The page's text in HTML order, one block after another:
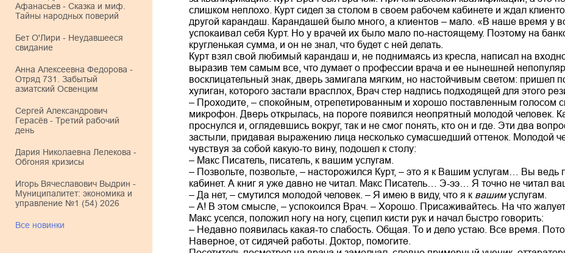
Афанасьев - Сказка и миф.
Тайны народных поверий
Бет О'Лири - Неудавшееся
свидание
Анна Алексеевна Федорова -
Отряд 731. Забытый
азиатский Освенцим
Сергей Александрович
Герасёв - Третий рабочий
день
Дария Николаевна Лелекова -
Обгоняя кризисы
Игорь Вячеславович Выдрин -
Муниципалитет: экономика и
управление №1 (54) 2026
Все новинки
слишком неплохо. Курт сидел за столом в своем рабочем кабинете и ждал
другой карандаш. Карандашей было много, а клиентов – мало. «В наше время у
успокаивал себя Курт. Но у врачей их было мало по-настоящему. Поэтому на
кругленькая сумма, и он не знал, что будет с ней делать.
Курт взял свой любимый карандаш и, не поднимаясь из кресла, написал на
выразив тем самым все, что думает о профессии врача и ее нынешней
восклицательный знак, дверь замигала мягким, но настойчивым светом: пришел
хулиган, которого застали врасплох, Врач стер надпись подходящей для этого
– Проходите, – спокойным, отрепетированным и хорошо поставленным голосом
микрофон. Дверь открылась, на пороге появился неопрятный молодой человек.
проснулся и, оглядевшись вокруг, так и не смог понять, кто он и где. Эти два
застыли, придавая выражению лица несколько сумасшедший оттенок. Молодой
чувствуя за собой какую-то вину, подошел к столу:
– Макс Писатель, писатель, к вашим услугам.
– Позвольте, позвольте, – насторожился Курт, – это я к Вашим услугам… Вы
кабинет. А книг я уже давно не читал. Макс Писатель… Э-ээ… Я точно не читал
– Да нет, – смутился молодой человек. – Я имею в виду, что я к вашимуслугам.
– А! В этом смысле, – успокоился Врач. – Хорошо. Присаживайтесь. На что
Макс уселся, положил ногу на ногу, сцепил кисти рук и начал быстро говорить:
– Недавно появилась какая-то слабость. Общая. То и дело устаю. Все время.
Наверное, от сидячей работы. Доктор, помогите.